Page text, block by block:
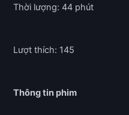
Thời lượng: 44 phút
Lượt thích: 145
Thông tin phim